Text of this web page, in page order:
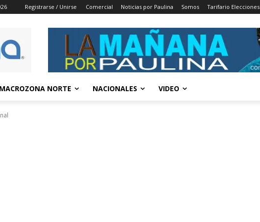
Registrarse / Unirse Comercial Noticias por Paulina Somos Tarifario Elecciones
MACROZONA NORTE NACIONALES VIDEO